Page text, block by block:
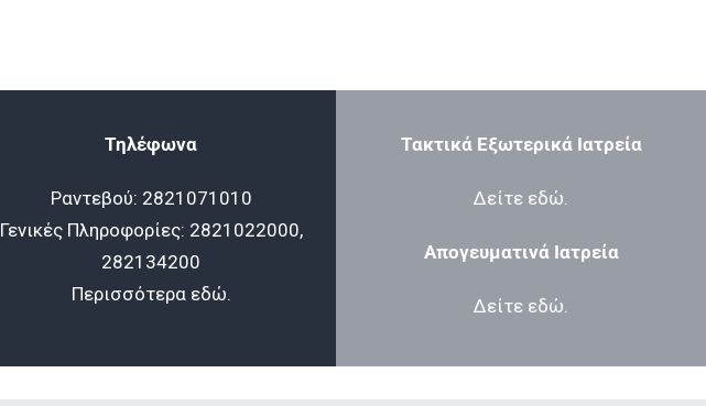
Τηλέφωνα
Ραντεβού: 2821071010
Γενικές Πληροφορίες: 2821022000,
282134200
Περισσότερα εδώ.
Τακτικά Εξωτερικά Ιατρεία
Δείτε εδώ.
Απογευματινά Ιατρεία
Δείτε εδώ.